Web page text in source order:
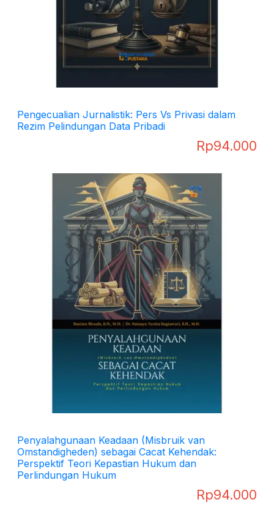
Pengecualian Jurnalistik: Pers Vs Privasi dalam
Rezim Pelindungan Data Pribadi
Rp94.000
Penyalahgunaan Keadaan (Misbruik van
Omstandigheden) sebagai Cacat Kehendak:
Perspektif Teori Kepastian Hukum dan
Perlindungan Hukum
Rp94.000